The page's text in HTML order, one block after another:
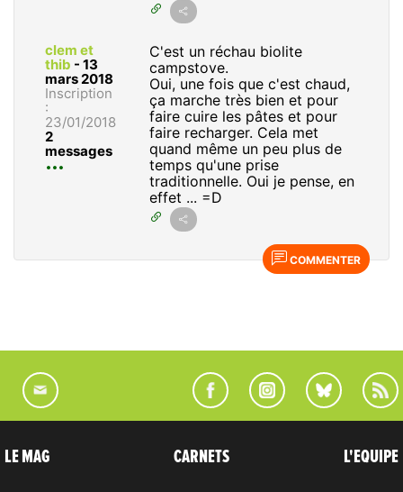
clem et
thib - 13
mars 2018
Inscription
:
23/01/2018
2
messages
C'est un réchau biolite
campstove.
Oui, une fois que c'est chaud,
ça marche très bien et pour
faire cuire les pâtes et pour
faire recharger. Cela met
quand même un peu plus de
temps qu'une prise
traditionnelle. Oui je pense, en
effet ... =D
COMMENTER
LE MAG CARNETS L'EQUIPE